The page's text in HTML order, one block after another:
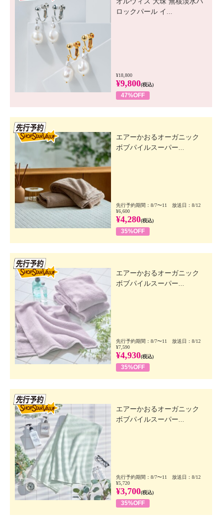
ロックパール イ...
¥18,800
¥9,800(税込)
47%OFF
エアーかおるオーガニック
ボブパイルスーパー...
先行予約期間：8/7〜11 放送日：8/12
¥6,600
¥4,280(税込)
35%OFF
エアーかおるオーガニック
ボブパイルスーパー...
先行予約期間：8/7〜11 放送日：8/12
¥7,590
¥4,930(税込)
35%OFF
エアーかおるオーガニック
ボブパイルスーパー...
先行予約期間：8/7〜11 放送日：8/12
¥5,720
¥3,700(税込)
35%OFF